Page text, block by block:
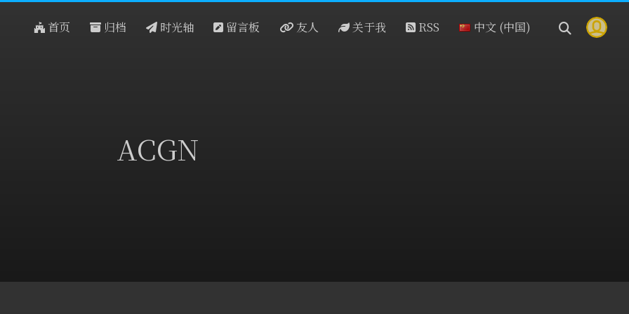
首页 归档 时光轴 留言板 友人 关于我 RSS 中文 (中国)
ACGN